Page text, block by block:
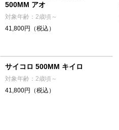
500MM アオ
対象年齢：2歳頃～
41,800円（税込）
サイコロ 500MM キイロ
対象年齢：2歳頃～
41,800円（税込）